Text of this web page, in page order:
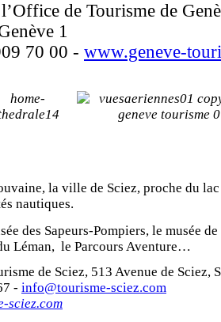
de Tourisme de
1
70 00 - www.geneve-
la ville de Sciez, proche du
nautiques.
des Sapeurs-Pompiers, le musée
Léman, le Parcours Aventure…
de Sciez, 513 Avenue de Sciez,
- info@tourisme-sciez.com
sciez.com